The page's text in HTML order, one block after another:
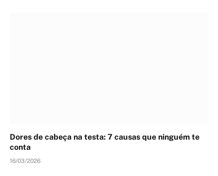
Dores de cabeça na testa: 7 causas que ninguém te
conta
16/03/2026